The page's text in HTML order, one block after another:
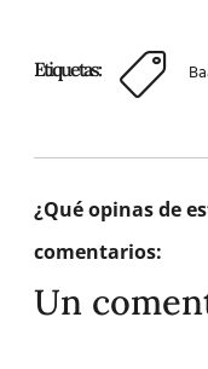
Etiquetas:
¿Qué opinas de
comentarios:
Un